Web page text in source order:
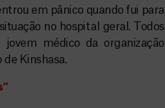
em pânico quando fui para
no hospital geral. Todos
médico da organização
de Kinshasa.